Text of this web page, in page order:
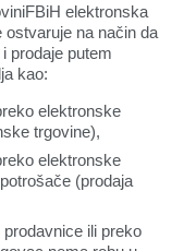
elektronska
ostvaruje na način da
prodaje putem
kao:
elektronske
trgovine),
elektronske
(prodaja
ili preko